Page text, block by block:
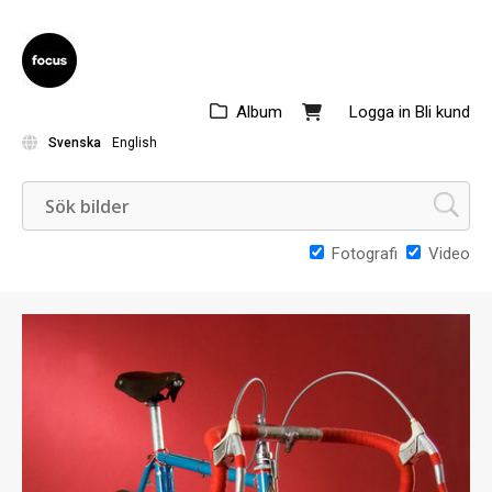
Logga in Bli kund
Album
Svenska English
Fotografi Video